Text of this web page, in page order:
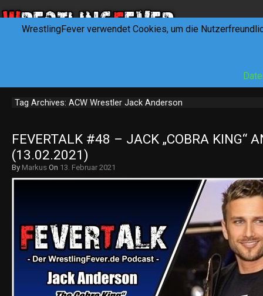
Tag Archives: ACW Wrestler Jack Anderson
FEVERTALK #48 – JACK „COBRA KING“
(13.02.2021)
By Markus On 13. Februar 2021
WrestlingFever verwendet Cookies, um die